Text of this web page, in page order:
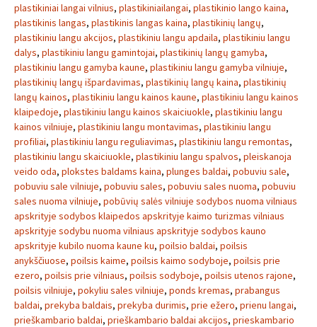
plastikiniai langai vilnius, plastikiniailangai, plastikinio lango kaina,
plastikinis langas, plastikinis langas kaina, plastikinių langų,
plastikiniu langu akcijos, plastikiniu langu apdaila, plastikiniu langu
dalys, plastikiniu langu gamintojai, plastikinių langų gamyba,
plastikiniu langu gamyba kaune, plastikiniu langu gamyba vilniuje,
plastikinių langų išpardavimas, plastikinių langų kaina, plastikinių
langų kainos, plastikiniu langu kainos kaune, plastikiniu langu kainos
klaipedoje, plastikiniu langu kainos skaiciuokle, plastikiniu langu
kainos vilniuje, plastikiniu langu montavimas, plastikiniu langu
profiliai, plastikiniu langu reguliavimas, plastikiniu langu remontas,
plastikiniu langu skaiciuokle, plastikiniu langu spalvos, pleiskanoja
veido oda, plokstes baldams kaina, plunges baldai, pobuviu sale,
pobuviu sale vilniuje, pobuviu sales, pobuviu sales nuoma, pobuviu
sales nuoma vilniuje, pobūvių salės vilniuje sodybos nuoma vilniaus
apskrityje sodybos klaipedos apskrityje kaimo turizmas vilniaus
apskrityje sodybu nuoma vilniaus apskrityje sodybos kauno
apskrityje kubilo nuoma kaune ku, poilsio baldai, poilsis
anykščiuose, poilsis kaime, poilsis kaimo sodyboje, poilsis prie
ezero, poilsis prie vilniaus, poilsis sodyboje, poilsis utenos rajone,
poilsis vilniuje, pokyliu sales vilniuje, ponds kremas, prabangus
baldai, prekyba baldais, prekyba durimis, prie ežero, prienu langai,
prieškambario baldai, prieškambario baldai akcijos, prieskambario